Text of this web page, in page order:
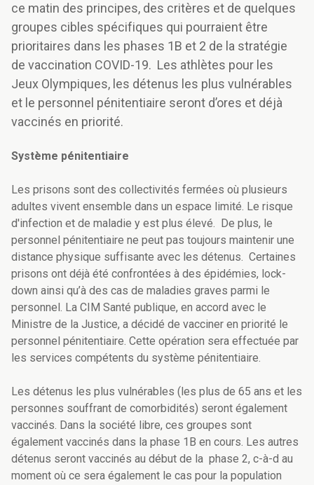
ce matin des principes, des critères et de quelques
groupes cibles spécifiques qui pourraient être
prioritaires dans les phases 1B et 2 de la stratégie
de vaccination COVID-19. Les athlètes pour les
Jeux Olympiques, les détenus les plus vulnérables
et le personnel pénitentiaire seront d’ores et déjà
vaccinés en priorité.
Système pénitentiaire
Les prisons sont des collectivités fermées où plusieurs
adultes vivent ensemble dans un espace limité. Le risque
d'infection et de maladie y est plus élevé. De plus, le
personnel pénitentiaire ne peut pas toujours maintenir une
distance physique suffisante avec les détenus. Certaines
prisons ont déjà été confrontées à des épidémies, lock-
down ainsi qu’à des cas de maladies graves parmi le
personnel. La CIM Santé publique, en accord avec le
Ministre de la Justice, a décidé de vacciner en priorité le
personnel pénitentiaire. Cette opération sera effectuée par
les services compétents du système pénitentiaire.
Les détenus les plus vulnérables (les plus de 65 ans et les
personnes souffrant de comorbidités) seront également
vaccinés. Dans la société libre, ces groupes sont
également vaccinés dans la phase 1B en cours. Les autres
détenus seront vaccinés au début de la phase 2, c-à-d au
moment où ce sera également le cas pour la population